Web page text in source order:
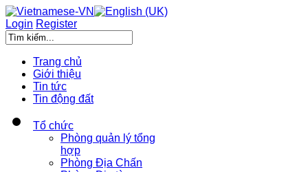
Login Register
Trang chủ
Giới thiệu
Tin tức
Tin động đất
Tổ chức
Phòng quản lý tổng
hợp
Phòng Địa Chấn